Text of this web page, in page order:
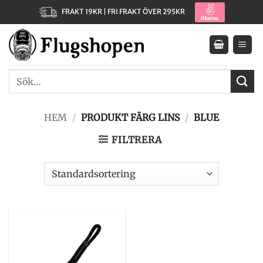
to
content
FRAKT 19KR | FRI FRAKT ÖVER 295KR
HEM / PRODUKT FÄRG LINS / BLUE
FILTRERA